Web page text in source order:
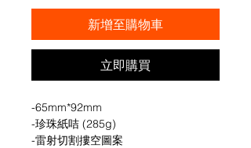
新增至購物車
立即購買
-65mm*92mm
-珍珠紙咭 (285g)
-雷射切割摟空圖案